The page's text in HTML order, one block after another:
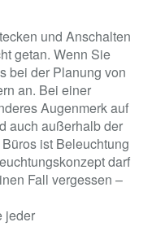
und Anschalten
getan. Wenn Sie
bei der Planung von
an. Bei einer
Augenmerk auf
auch außerhalb der
ist Beleuchtung
darf
Fall vergessen –
jeder